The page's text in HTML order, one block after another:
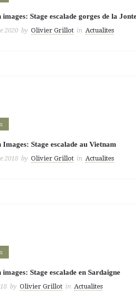
images: Stage escalade gorges de la
2020 by Olivier Grillot in Actualites
Images: Stage escalade au Vietnam
2018 by Olivier Grillot in Actualites
Stage escalade en Sardaigne
by Olivier Grillot in Actualites